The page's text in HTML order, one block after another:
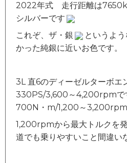
2022年式 走行距離は
シルバーです
これぞ、ザ・銀
というよ
かった純銀に近いお色です。
3L 直6のディーゼルターボエ
330PS/3,600～4,200rpmで
700N・m/1,200～3,200rpm
1,200rpmから最大トルクを
道でも乗りやすいこと間違い